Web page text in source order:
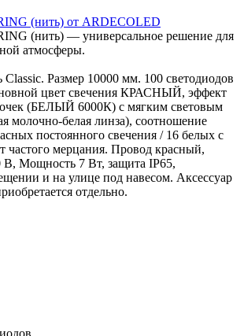
(нить) от ARDECOLED
(нить) — универсальное решение для
атмосферы.
Classic. Размер 10000 мм. 100 светодиодов
цвет свечения КРАСНЫЙ, эффект
(БЕЛЫЙ 6000К) с мягким световым
молочно-белая линза), соотношение
постоянного свечения / 16 белых с
частого мерцания. Провод красный,
Мощность 7 Вт, защита IP65,
и на улице под навесом. Аксессуар
отдельно.